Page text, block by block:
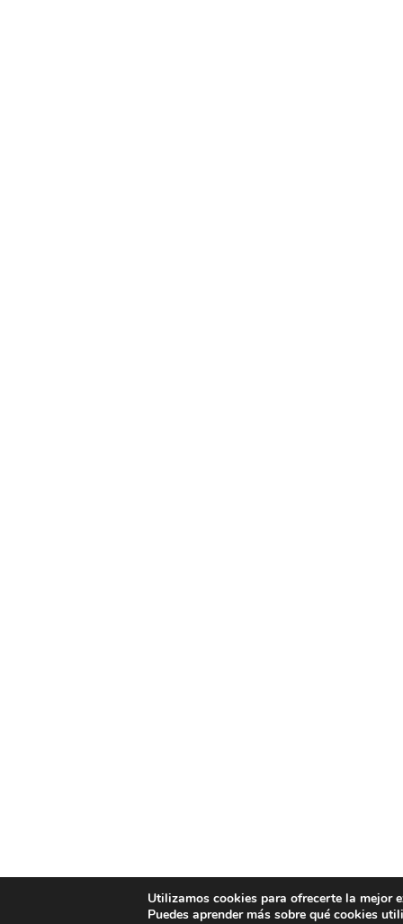
Utilizamos cookies para ofrecerte la mejor
Puedes aprender más sobre qué cookies